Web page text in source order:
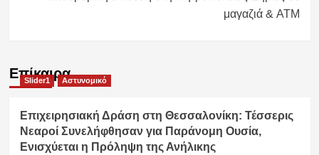
μαγαζιά & ATM
Επίκαιρα
Slider1 Αστυνομικό
Επιχειρησιακή Δράση στη Θεσσαλονίκη: Τέσσερις
Νεαροί Συνελήφθησαν για Παράνομη Ουσία,
Ενισχύεται η Πρόληψη της Ανήλικης